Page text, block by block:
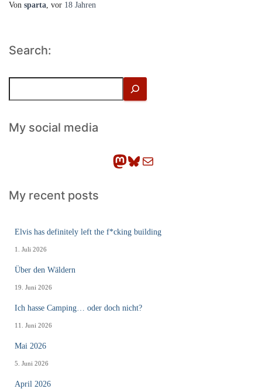
Von sparta, vor 18 Jahren
Search:
h
eMy social media
Mastodon Bluesky E-Mail
My recent posts
Elvis has definitely left the f*cking building
1. Juli 2026
Über den Wäldern
19. Juni 2026
Ich hasse Camping… oder doch nicht?
11. Juni 2026
Mai 2026
5. Juni 2026
April 2026